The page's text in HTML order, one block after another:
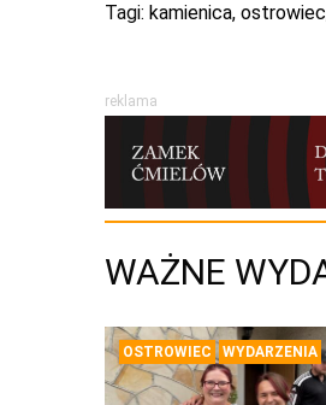
Tagi: kamienica, ostrowiec
reklama
WAŻNE
OSTROWIEC WYDARZENIA